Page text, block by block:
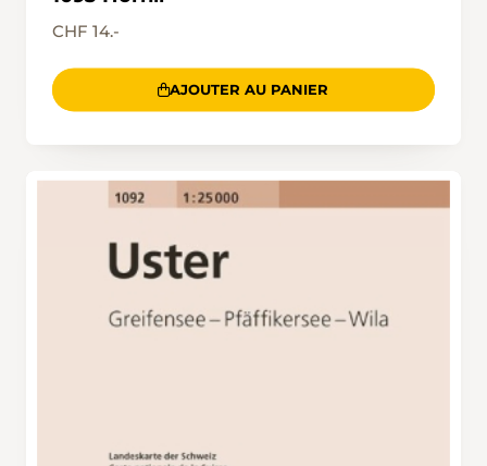
CHF 14.-
AJOUTER AU PANIER